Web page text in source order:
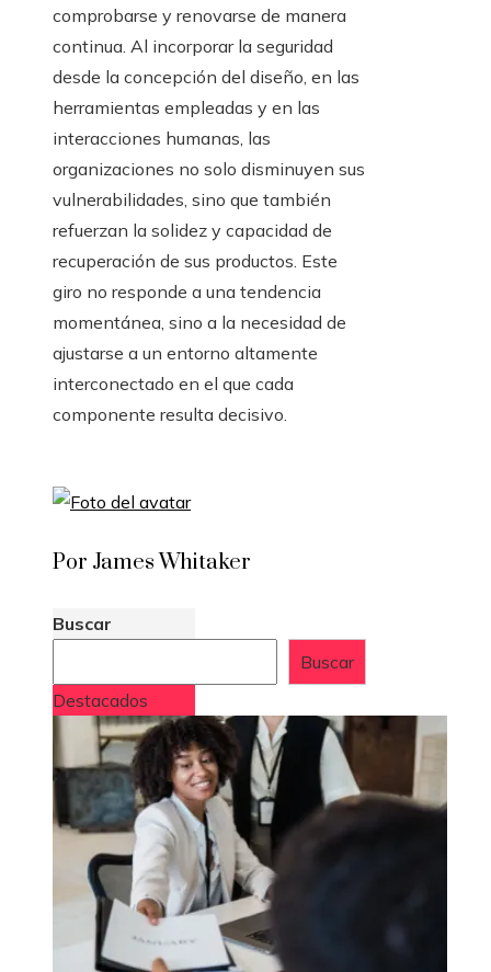
comprobarse y renovarse de manera
continua. Al incorporar la seguridad
desde la concepción del diseño, en las
herramientas empleadas y en las
interacciones humanas, las
organizaciones no solo disminuyen sus
vulnerabilidades, sino que también
refuerzan la solidez y capacidad de
recuperación de sus productos. Este
giro no responde a una tendencia
momentánea, sino a la necesidad de
ajustarse a un entorno altamente
interconectado en el que cada
componente resulta decisivo.
Por James Whitaker
Buscar
Buscar
Destacados